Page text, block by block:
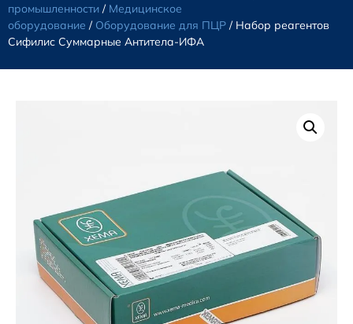
промышленности / Медицинское
оборудование / Оборудование для ПЦР / Набор реагентов
Сифилис Суммарные Антитела-ИФА